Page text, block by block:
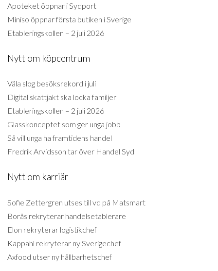
Apoteket öppnar i Sydport
Miniso öppnar första butiken i Sverige
Etableringskollen – 2 juli 2026
Nytt om köpcentrum
Väla slog besöksrekord i juli
Digital skattjakt ska locka familjer
Etableringskollen – 2 juli 2026
Glasskonceptet som ger unga jobb
Så vill unga ha framtidens handel
Fredrik Arvidsson tar över Handel Syd
Nytt om karriär
Sofie Zettergren utses till vd på Matsmart
Borås rekryterar handelsetablerare
Elon rekryterar logistikchef
Kappahl rekryterar ny Sverigechef
Axfood utser ny hållbarhetschef